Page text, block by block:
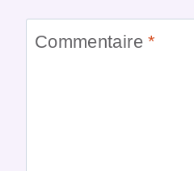
Commentaire*